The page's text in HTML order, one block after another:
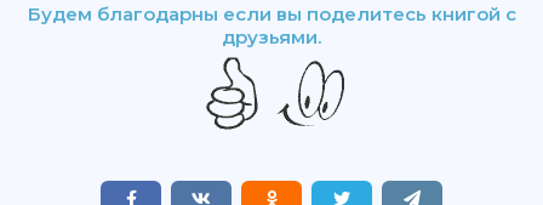
Будем благодарны если вы поделитесь книгой с
друзьями.